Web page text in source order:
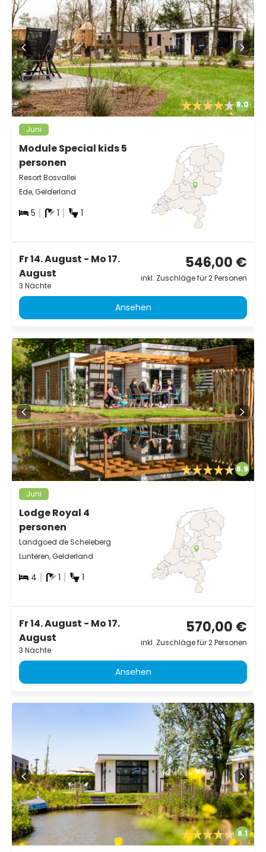
8.0
Juni
Module Special kids 5
personen
Resort Bosvallei
Ede, Gelderland
5 1 1
Fr 14. August - Mo 17.
August
3 Nächte
546,00 €
inkl. Zuschläge für 2 Personen
Ansehen
8.9
Juni
Lodge Royal 4
personen
Landgoed de Scheleberg
Lunteren, Gelderland
4 1 1
Fr 14. August - Mo 17.
August
3 Nächte
570,00 €
inkl. Zuschläge für 2 Personen
Ansehen
8.1